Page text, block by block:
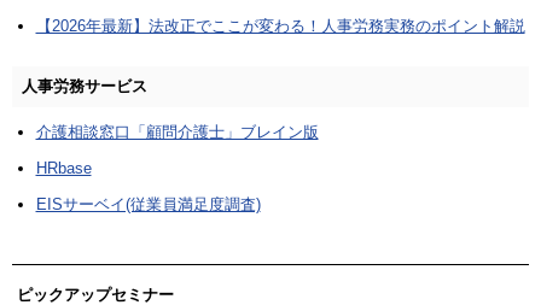
【2026年最新】法改正でここが変わる！人事労務実務のポイント解説
人事労務サービス
介護相談窓口「顧問介護士」ブレイン版
HRbase
EISサーベイ(従業員満足度調査)
ピックアップセミナー